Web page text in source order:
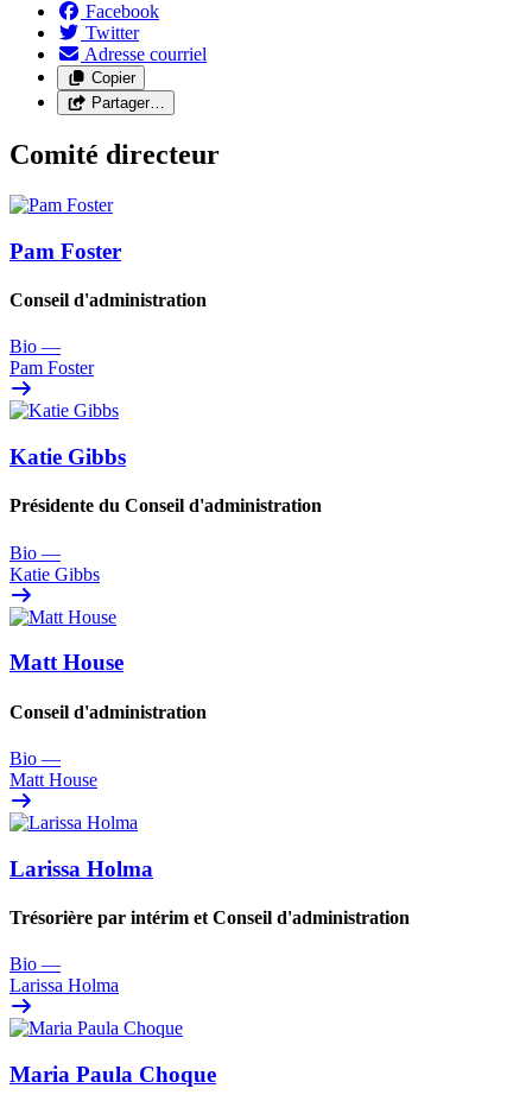
Facebook
Twitter
Adresse courriel
Copier
Partager…
Comité directeur
Pam Foster
Conseil d'administration
Bio —
Pam Foster
Katie Gibbs
Présidente du Conseil d'administration
Bio —
Katie Gibbs
Matt House
Conseil d'administration
Bio —
Matt House
Larissa Holma
Trésorière par intérim et Conseil d'administration
Bio —
Larissa Holma
Maria Paula Choque